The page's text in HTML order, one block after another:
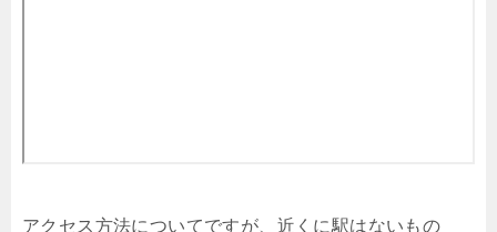
アクセス方法についてですが、近くに駅はないもの